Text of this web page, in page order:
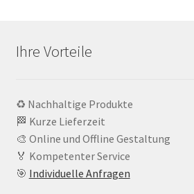
Ihre Vorteile
♻️ Nachhaltige Produkte
🏁 Kurze Lieferzeit
🎨 Online und Offline Gestaltung
🏅 Kompetenter Service
🎯 Individuelle Anfragen